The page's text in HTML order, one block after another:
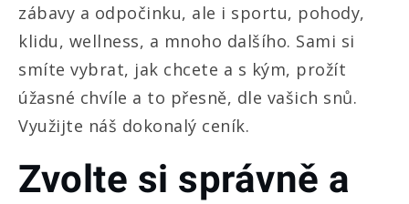
zábavy a odpočinku, ale i sportu, pohody,
klidu, wellness, a mnoho dalšího. Sami si
smíte vybrat, jak chcete a s kým, prožít
úžasné chvíle a to přesně, dle vašich snů.
Využijte náš dokonalý ceník.
Zvolte si správně a